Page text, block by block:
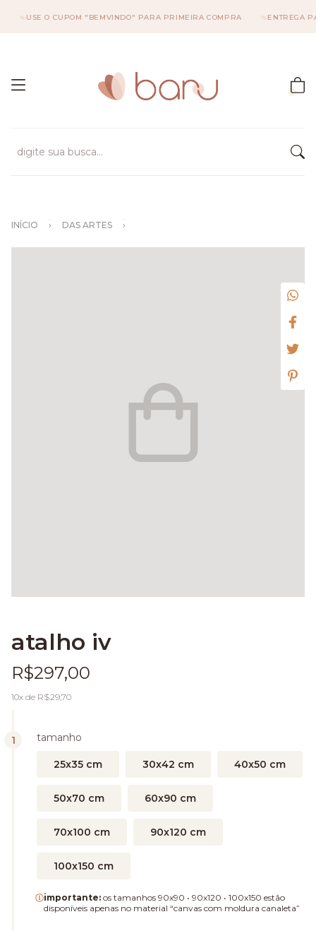
USE O CUPOM "BEMVINDO" PARA PRIMEIRA COMPRA ENTREGA
INÍCIO › DAS ARTES ›
atalho iv
R$297,00
10x de R$29,70
tamanho
25x35 cm 30x42 cm 40x50 cm
50x70 cm 60x90 cm
70x100 cm 90x120 cm
100x150 cm
importante: os tamanhos 90x90 • 90x120 • 100x150 estão
disponíveis apenas no material “canvas com moldura canaleta”